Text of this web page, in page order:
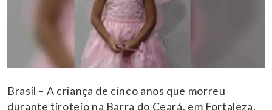
Brasil – A criança de cinco anos que morreu
durante tiroteio na Barra do Ceará, em Fortaleza,